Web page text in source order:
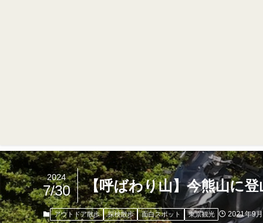
【呼ばわり山】今熊山に
2024
7/30
アウトドア散歩 探検散歩 面白スポット 東京観光 2021年9月